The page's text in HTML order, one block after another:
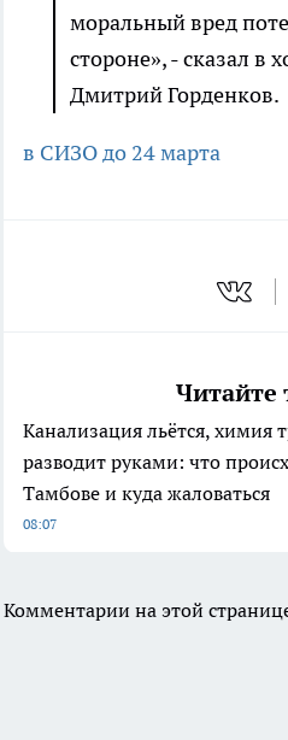
моральный вред
стороне», - сказал в
Дмитрий Горденков.
в СИЗО до 24 марта
Читайте
Канализация льётся, химия
разводит руками: что
Тамбове и куда жаловаться
08:07
Комментарии на этой